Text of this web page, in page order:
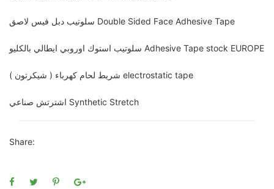
سلوتيب دبل فيس لاصق Double Sided Face Adhesive Tape
سلوتيب استوك اوروبي ايطالي بالكليو Adhesive Tape stock EUROPE
شريط لحام كهرباء ( شيكرتون ) electrostatic tape
اشترتش صناعي Synthetic Stretch
Share: